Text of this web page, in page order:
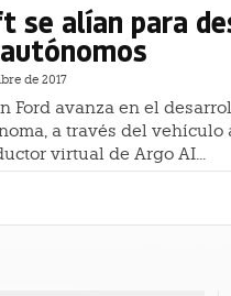
se alían para
de 2017
Ford avanza en el
a través del vehículo
virtual de Argo AI...